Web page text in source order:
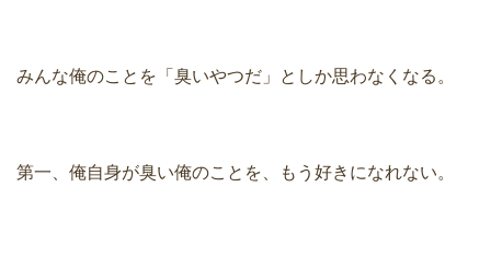
みんな俺のことを「臭いやつだ」としか思わなくなる。
第一、俺自身が臭い俺のことを、もう好きになれない。